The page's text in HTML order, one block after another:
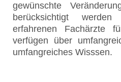
gewünschte
berücksichtigt
erfahrenen Fachärzte
verfügen über
umfangreiches Wisssen.